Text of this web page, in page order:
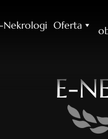
Nekrologi Oferta
E-